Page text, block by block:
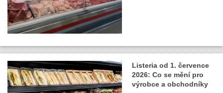
Listeria od 1. července
2026: Co se mění pro
výrobce a obchodníky